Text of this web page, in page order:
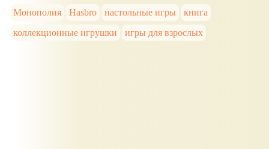
Монополия Hasbro настольные игры
книга
коллекционные игрушки
игры для взрослых